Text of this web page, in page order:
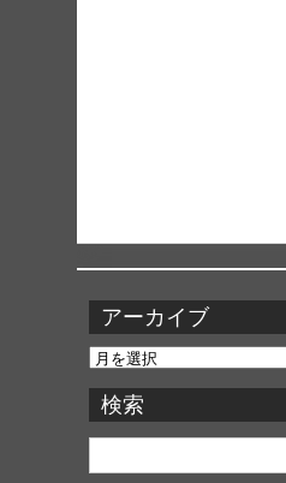
アーカイブ
ア
カ
イ
ブ
検索
検